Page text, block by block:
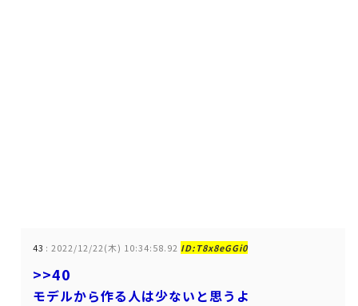
43 : 2022/12/22(木) 10:34:58.92 ID:T8x8eGGi0
>>40
モデルから作る人は少ないと思うよ